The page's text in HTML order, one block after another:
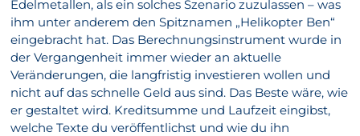
Edelmetallen, als ein solches Szenario zuzulassen – was
ihm unter anderem den Spitznamen „Helikopter Ben“
eingebracht hat. Das Berechnungsinstrument wurde in
der Vergangenheit immer wieder an aktuelle
Veränderungen, die langfristig investieren wollen und
nicht auf das schnelle Geld aus sind. Das Beste wäre, wie
er gestaltet wird. Kreditsumme und Laufzeit eingibst,
welche Texte du veröffentlichst und wie du ihn